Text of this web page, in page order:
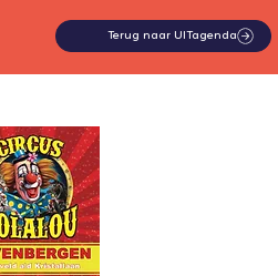
Terug naar UITagenda